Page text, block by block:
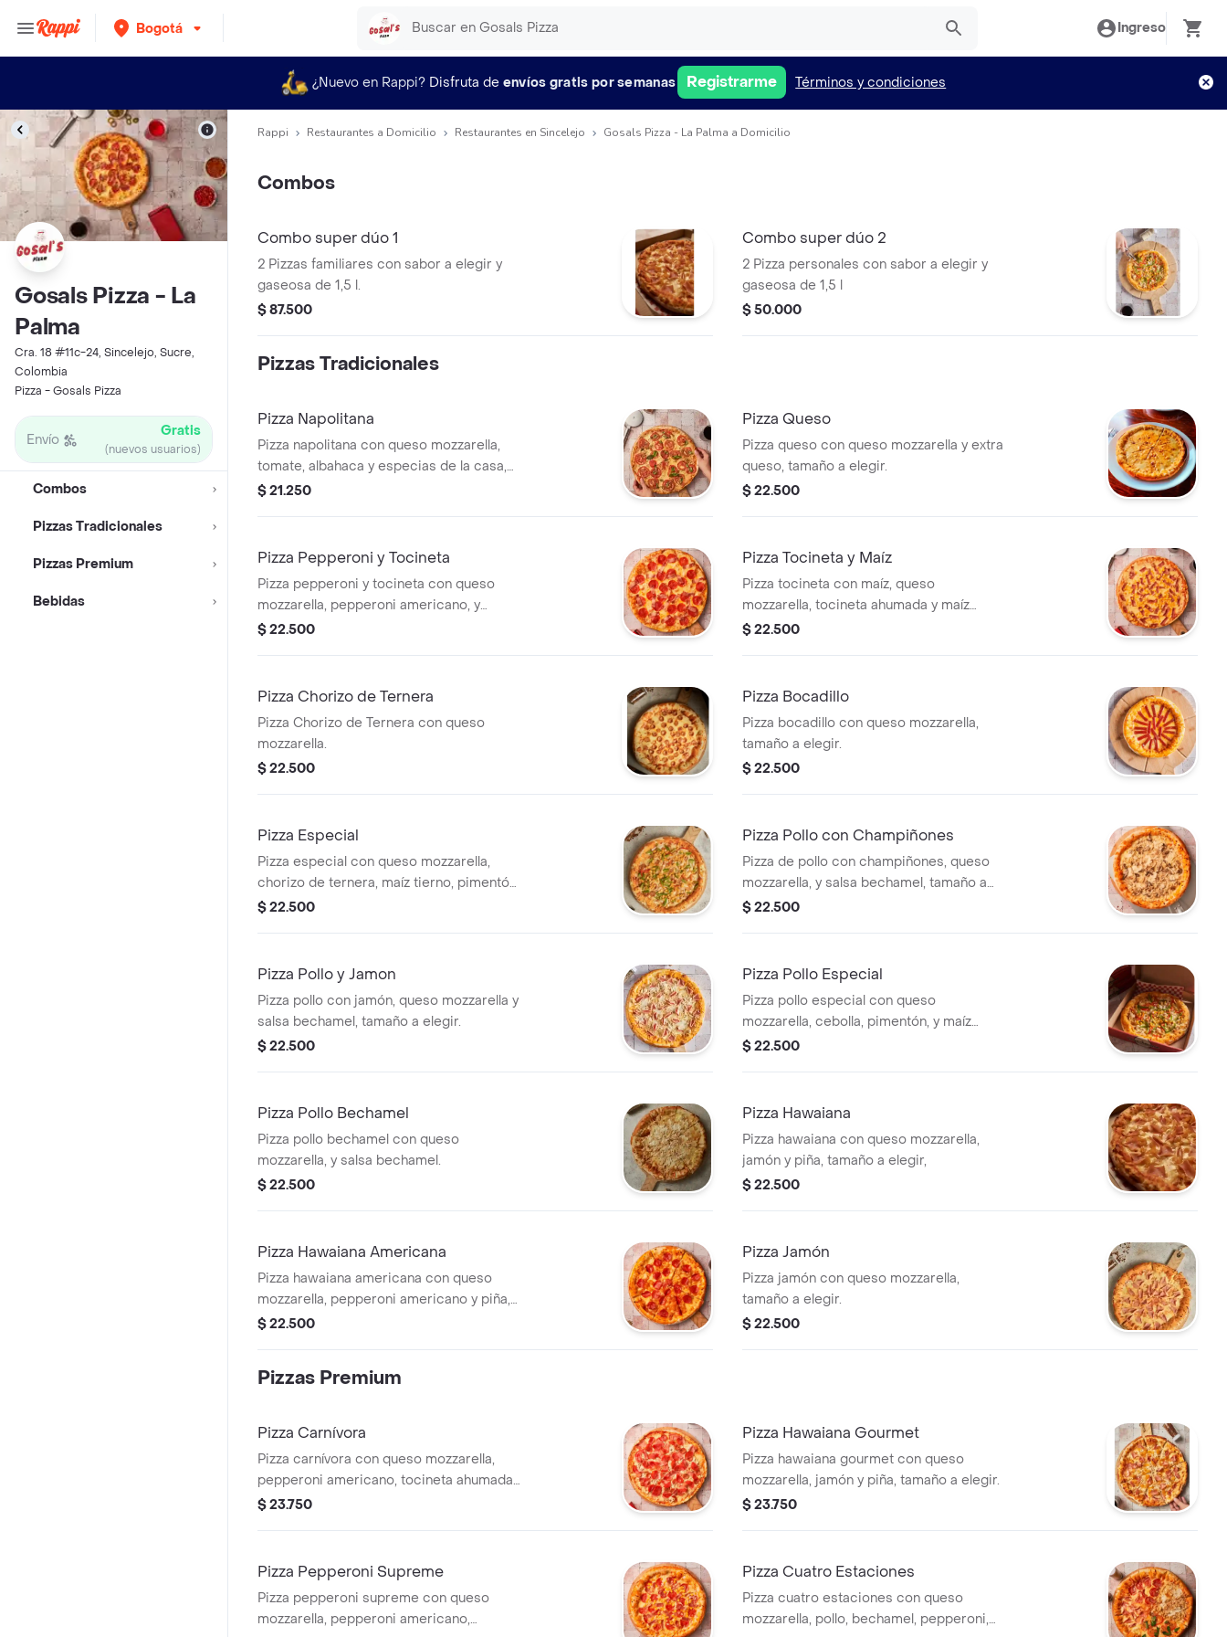
Bogotá Ingreso
¿Nuevo en Rappi? Disfruta de envíos gratis por semanas Registrarme Términos y condiciones
Gosals Pizza - La
Palma
Cra. 18 #11c-24, Sincelejo, Sucre,
Colombia
Pizza - Gosals Pizza
Envío Gratis
(nuevos usuarios)
Combos
Pizzas Tradicionales
Pizzas Premium
Bebidas
Rappi Restaurantes a Domicilio Restaurantes en Sincelejo Gosals Pizza - La Palma a Domicilio
Combos
Combo super dúo 1
2 Pizzas familiares con sabor a elegir y
gaseosa de 1,5 l.
$ 87.500
Combo super dúo 2
2 Pizza personales con sabor a elegir y
gaseosa de 1,5 l
$ 50.000
Pizzas Tradicionales
Pizza Napolitana
Pizza napolitana con queso mozzarella,
tomate, albahaca y especias de la casa,
tamaño a elegir.
$ 21.250
Pizza Queso
Pizza queso con queso mozzarella y extra
queso, tamaño a elegir.
$ 22.500
Pizza Pepperoni y Tocineta
Pizza pepperoni y tocineta con queso
mozzarella, pepperoni americano, y
tocineta ahumada.
$ 22.500
Pizza Tocineta y Maíz
Pizza tocineta con maíz, queso
mozzarella, tocineta ahumada y maíz
tierno, tamaño a elegir.
$ 22.500
Pizza Chorizo de Ternera
Pizza Chorizo de Ternera con queso
mozzarella.
$ 22.500
Pizza Bocadillo
Pizza bocadillo con queso mozzarella,
tamaño a elegir.
$ 22.500
Pizza Especial
Pizza especial con queso mozzarella,
chorizo de ternera, maíz tierno, pimentón
y cebolla, tamaño elegir.
$ 22.500
Pizza Pollo con Champiñones
Pizza de pollo con champiñones, queso
mozzarella, y salsa bechamel, tamaño a
elegir.
$ 22.500
Pizza Pollo y Jamon
Pizza pollo con jamón, queso mozzarella y
salsa bechamel, tamaño a elegir.
$ 22.500
Pizza Pollo Especial
Pizza pollo especial con queso
mozzarella, cebolla, pimentón, y maíz
tierno, tamaño a elegir.
$ 22.500
Pizza Pollo Bechamel
Pizza pollo bechamel con queso
mozzarella, y salsa bechamel.
$ 22.500
Pizza Hawaiana
Pizza hawaiana con queso mozzarella,
jamón y piña, tamaño a elegir,
$ 22.500
Pizza Hawaiana Americana
Pizza hawaiana americana con queso
mozzarella, pepperoni americano y piña,
tamaño a elegir.
$ 22.500
Pizza Jamón
Pizza jamón con queso mozzarella,
tamaño a elegir.
$ 22.500
Pizzas Premium
Pizza Carnívora
Pizza carnívora con queso mozzarella,
pepperoni americano, tocineta ahumada,
pollo, chorizo de ternera, y jamón, tamaño
$ 23.750
Pizza Hawaiana Gourmet
Pizza hawaiana gourmet con queso
mozzarella, jamón y piña, tamaño a elegir.
$ 23.750
Pizza Pepperoni Supreme
Pizza pepperoni supreme con queso
mozzarella, pepperoni americano,
Pizza Cuatro Estaciones
Pizza cuatro estaciones con queso
mozzarella, pollo, bechamel, pepperoni,